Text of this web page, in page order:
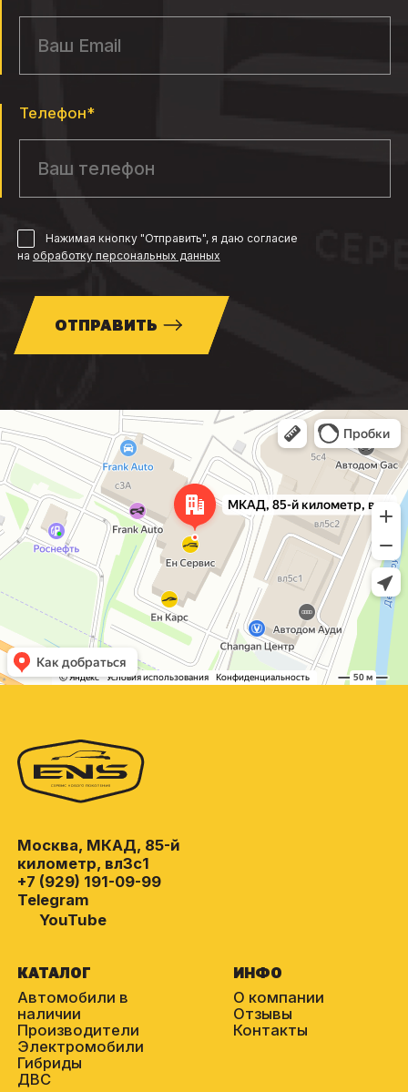
Телефон*
Нажимая кнопку "Отправить", я даю согласие
на обработку персональных данных
ОТПРАВИТЬ
Москва
МКАД, 85-й километр, вл3с1 — Яндекс Карты
Москва, МКАД, 85-й
километр, вл3с1
+7 (929) 191-09-99
Telegram
YouTube
КАТАЛОГ
Автомобили в
наличии
Производители
Электромобили
Гибриды
ДВС
ИНФО
О компании
Отзывы
Контакты